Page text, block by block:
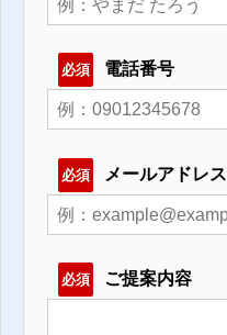
必須 電話番号
必須 メールアドレス
必須 ご提案内容